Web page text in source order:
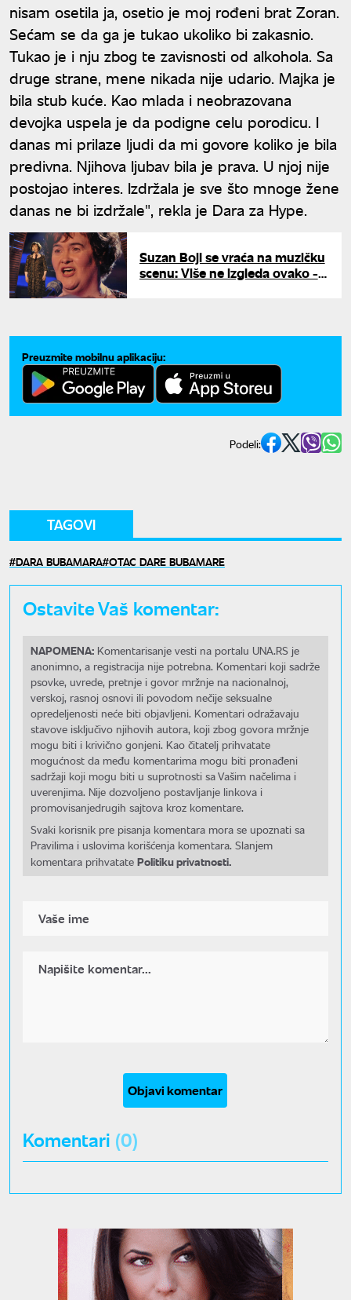
nisam osetila ja, osetio je moj rođeni brat Zoran.
Sećam se da ga je tukao ukoliko bi zakasnio.
Tukao je i nju zbog te zavisnosti od alkohola. Sa
druge strane, mene nikada nije udario. Majka je
bila stub kuće. Kao mlada i neobrazovana
devojka uspela je da podigne celu porodicu. I
danas mi prilaze ljudi da mi govore koliko je bila
predivna. Njihova ljubav bila je prava. U njoj nije
postojao interes. Izdržala je sve što mnoge žene
danas ne bi izdržale", rekla je Dara za Hype.
Suzan Bojl se vraća na muzičku
scenu: Više ne izgleda ovako -
Preuzmite mobilnu aplikaciju:
Podeli:
TAGOVI
DARA BUBAMARA OTAC DARE BUBAMARE
Ostavite Vaš komentar:
NAPOMENA: Komentarisanje vesti na portalu UNA.RS je
anonimno, a registracija nije potrebna. Komentari koji sadrže
psovke, uvrede, pretnje i govor mržnje na nacionalnoj,
verskoj, rasnoj osnovi ili povodom nečije seksualne
opredeljenosti neće biti objavljeni. Komentari odražavaju
stavove isključivo njihovih autora, koji zbog govora mržnje
mogu biti i krivično gonjeni. Kao čitatelj prihvatate
mogućnost da među komentarima mogu biti pronađeni
sadržaji koji mogu biti u suprotnosti sa Vašim načelima i
uverenjima. Nije dozvoljeno postavljanje linkova i
promovisanjedrugih sajtova kroz komentare.
Svaki korisnik pre pisanja komentara mora se upoznati sa
Pravilima i uslovima korišćenja komentara. Slanjem
komentara prihvatate Politiku privatnosti.
Objavi komentar
Komentari (0)